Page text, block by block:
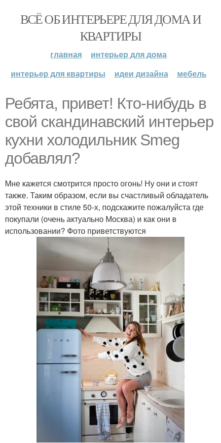
ВСЁ ОБ ИНТЕРЬЕРЕ ДЛЯ ДОМА И
КВАРТИРЫ
главная
интерьер для дома
интерьер для квартиры
идеи дизайна мебель
Ребята, привет! Кто-нибудь в
свой скандинавский интерьер
кухни холодильник Smeg
добавлял?
Мне кажется смотрится просто огонь! Ну они и стоят
также. Таким образом, если вы счастливый обладатель
этой техники в стиле 50-х, подскажите пожалуйста где
покупали (очень актуально Москва) и как они в
использовании? Фото приветствуются